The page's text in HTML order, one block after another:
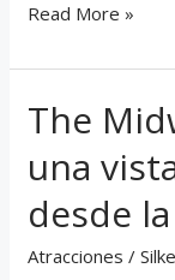
Read More »
The
una
desde
Atracciones /
The
Midway,
diversión
y
una
espectacular